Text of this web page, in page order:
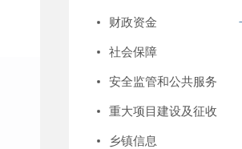
财政资金
社会保障
安全监管和公共服务
重大项目建设及征收
乡镇信息